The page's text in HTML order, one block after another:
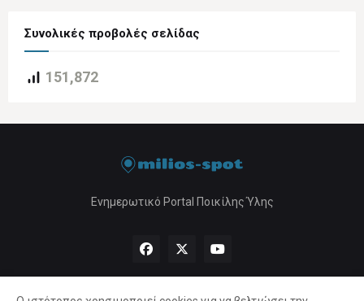
Συνολικές προβολές σελίδας
151,872
Ενημερωτικό Portal Ποικίλης Ύλης